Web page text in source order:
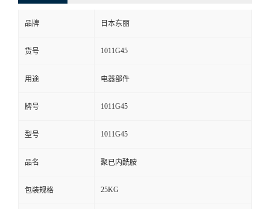
品牌 日本东丽
货号 1011G45
用途 电器部件
牌号 1011G45
型号 1011G45
品名 聚已内酰胺
包装规格 25KG